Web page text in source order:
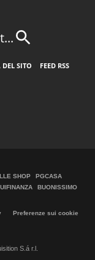
SITO
FEED RSS
SHOP
PGCASA
BUONISSIMO
Preferenze sui cookie
S.á r.l.